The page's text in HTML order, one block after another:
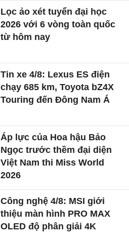
Lọc ảo xét tuyển đại học
2026 với 6 vòng toàn quốc
từ hôm nay
Tin xe 4/8: Lexus ES điện
chạy 685 km, Toyota bZ4X
Touring đến Đông Nam Á
Áp lực của Hoa hậu Bảo
Ngọc trước thềm đại diện
Việt Nam thi Miss World
2026
Công nghệ 4/8: MSI giới
thiệu màn hình PRO MAX
OLED độ phân giải 4K